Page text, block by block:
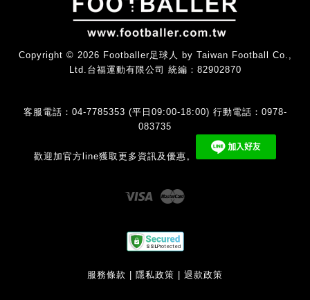
Copyright © 2026 Footballer足球人 by Taiwan Football Co.,
Ltd.台福運動有限公司 統編：82902870
客服電話：04-7785353 (平日09:00-18:00) 行動電話：0978-
083735
歡迎加官方line獲取更多資訊及優惠。
Visa
服務條款 隱私政策 退款政策